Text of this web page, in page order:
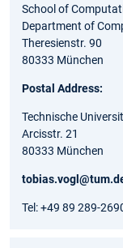
School of
Department of
Theresienstr. 90
80333 München
Postal Address:
Technische
Arcisstr. 21
80333 München
Tel: +49 89 289-